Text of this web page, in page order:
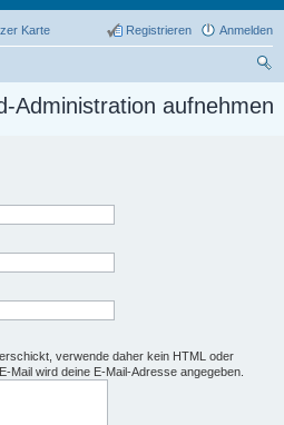
Karte Anmelden
Registrieren
he
Administration aufnehmen
verwende daher kein HTML oder
Mail wird deine E-Mail-Adresse angegeben.